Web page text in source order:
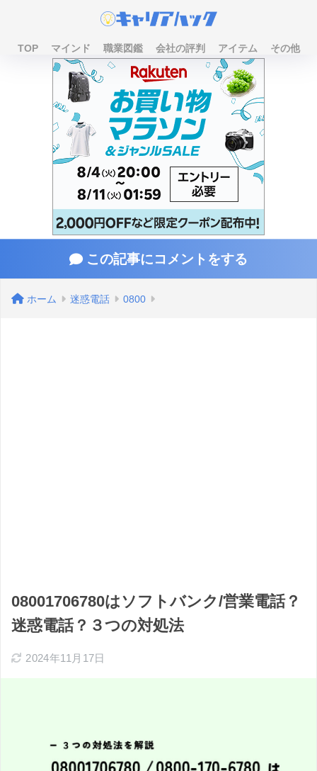
TOP マインド 職業図鑑 会社の評判 アイテム その他
この記事にコメントをする
ホーム 迷惑電話 0800
08001706780はソフトバンク/営業電話？
迷惑電話？３つの対処法
2024年11月17日